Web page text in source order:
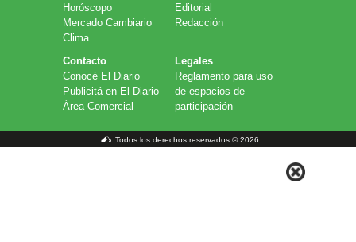
Horóscopo
Mercado Cambiario
Clima
Editorial
Redacción
Contacto
Conocé El Diario
Publicitá en El Diario
Área Comercial
Legales
Reglamento para uso
de espacios de
participación
Todos los derechos reservados © 2026